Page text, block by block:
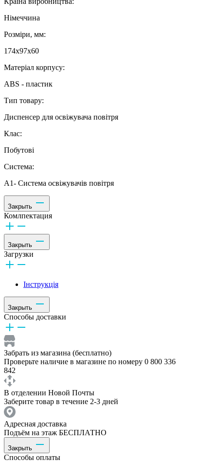
Німеччина
Розміри, мм:
174х97х60
Матеріал корпусу:
ABS - пластик
Тип товару:
Диспенсер для освіжувача повітря
Клас:
Побутові
Система:
А1- Система освіжувачів повітря
Закрыть
Комлпектация
Закрыть
Загрузки
Інструкція
Закрыть
Способы доставки
Забрать из магазина (бесплатно)
Проверьте наличие в магазине по номеру 0 800 336
842
В отделении Новой Почты
Заберите товар в течение 2-3 дней
Адресная доставка
Подъём на этаж БЕСПЛАТНО
Закрыть
Способы оплаты